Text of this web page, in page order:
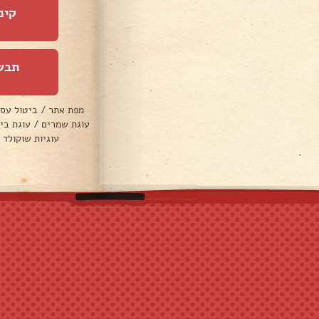
מפת אתר / ביטול
עוגת שמרים / עוגת
עוגיות